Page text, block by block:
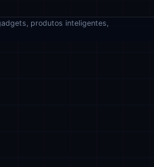
produtos inteligentes,